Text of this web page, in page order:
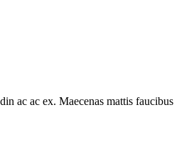
ac ac ex. Maecenas mattis faucibus